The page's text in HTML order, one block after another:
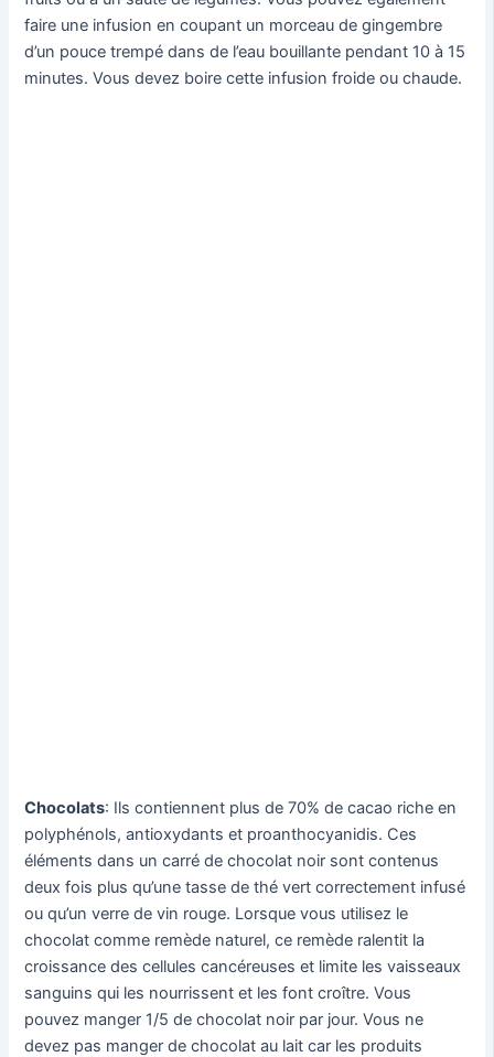
faire une infusion en coupant un morceau de gingembre
d’un pouce trempé dans de l’eau bouillante pendant 10 à 15
minutes. Vous devez boire cette infusion froide ou chaude.
Chocolats: Ils contiennent plus de 70% de cacao riche en
polyphénols, antioxydants et proanthocyanidis. Ces
éléments dans un carré de chocolat noir sont contenus
deux fois plus qu’une tasse de thé vert correctement infusé
ou qu’un verre de vin rouge. Lorsque vous utilisez le
chocolat comme remède naturel, ce remède ralentit la
croissance des cellules cancéreuses et limite les vaisseaux
sanguins qui les nourrissent et les font croître. Vous
pouvez manger 1/5 de chocolat noir par jour. Vous ne
devez pas manger de chocolat au lait car les produits